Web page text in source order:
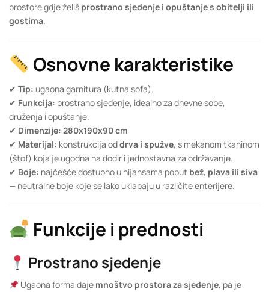
prostore gdje želiš prostrano sjedenje i opuštanje s obitelji ili
gostima.
Osnovne karakteristike
✔ Tip: ugaona garnitura (kutna sofa).
✔ Funkcija: prostrano sjedenje, idealno za dnevne sobe,
druženja i opuštanje.
✔ Dimenzije: 280x190x90 cm
✔ Materijal: konstrukcija oddrva i spužve, s mekanom tkaninom
(štof) koja je ugodna na dodir i jednostavna za održavanje.
✔ Boje: najčešće dostupno u nijansama poput bež, plava ili siva
— neutralne boje koje se lako uklapaju u različite enterijere.
Funkcije i prednosti
Prostrano sjedenje
Ugaona forma daje mnoštvo prostora za sjedenje, pa je